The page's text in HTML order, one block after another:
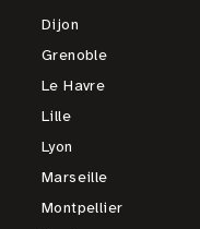
Dijon
Grenoble
Le Havre
Lille
Lyon
Marseille
Montpellier